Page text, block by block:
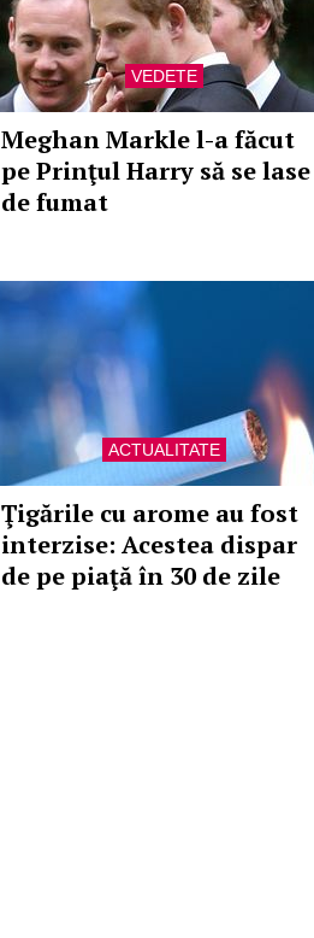
VEDETE
Meghan Markle l-a făcut
pe Prinţul Harry să se lase
de fumat
ACTUALITATE
Ţigările cu arome au fost
interzise: Acestea dispar
de pe piaţă în 30 de zile